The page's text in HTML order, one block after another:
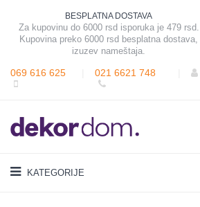
BESPLATNA DOSTAVA
Za kupovinu do 6000 rsd isporuka je 479 rsd.
Kupovina preko 6000 rsd besplatna dostava,
izuzev nameštaja.
069 616 625 021 6621 748
KATEGORIJE